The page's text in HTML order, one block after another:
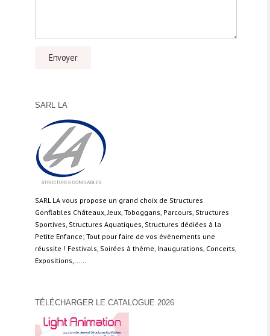
SARL LA
SARL LA vous propose un grand choix de Structures
Gonflables Châteaux, Jeux, Toboggans, Parcours, Structures
Sportives, Structures Aquatiques, Structures dédiées à la
Petite Enfance; Tout pour faire de vos évènements une
réussite ! Festivals, Soirées à thème, Inaugurations, Concerts,
Expositions,……
TÉLÉCHARGER LE CATALOGUE 2026